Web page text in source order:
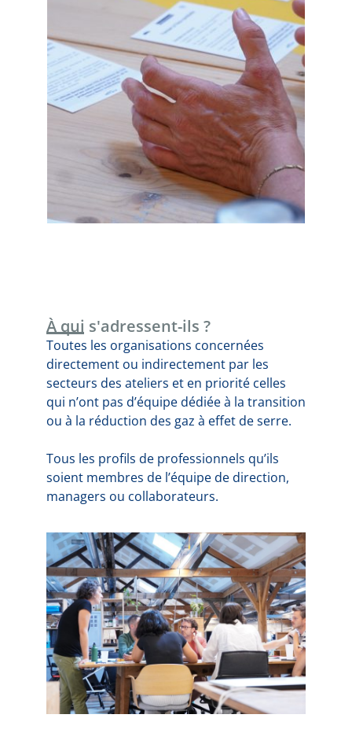
À qui s'adressent-ils ?
Toutes les organisations concernées
directement ou indirectement par les
secteurs des ateliers et en priorité celles
qui n’ont pas d’équipe dédiée à la transition
ou à la réduction des gaz à effet de serre.
Tous les profils de professionnels qu’ils
soient membres de l’équipe de direction,
managers ou collaborateurs.